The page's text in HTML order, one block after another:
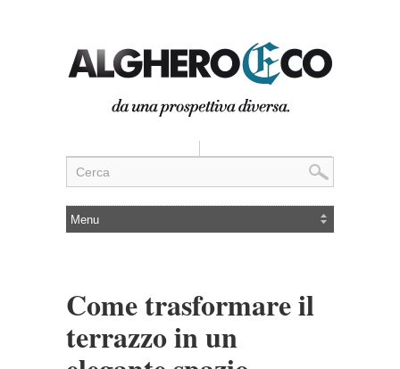
Come trasformare il
terrazzo in un